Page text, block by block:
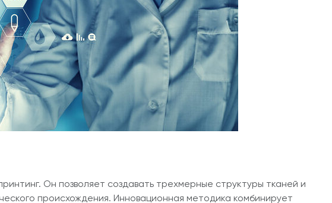
Он позволяет создавать трехмерные структуры тканей и
происхождения. Инновационная методика комбинирует